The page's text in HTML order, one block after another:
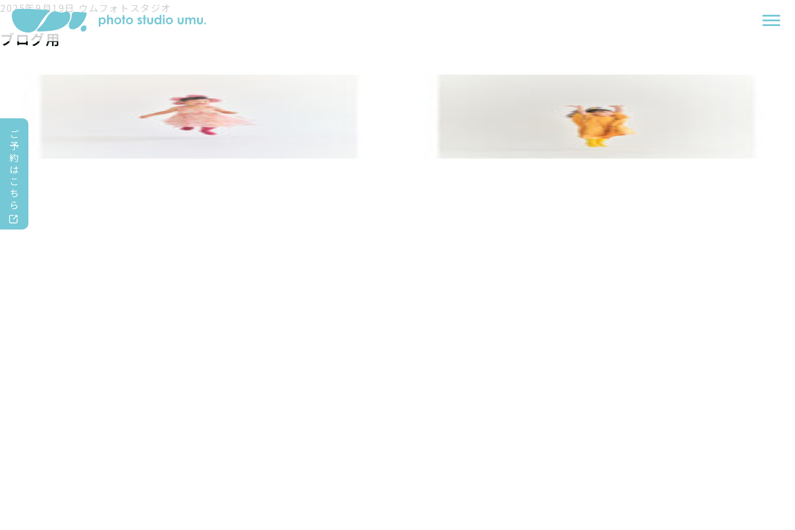
ご
予
約
は
こ
ち
ら
2025年9月19日 ウムフォトスタジオ
ブログ用